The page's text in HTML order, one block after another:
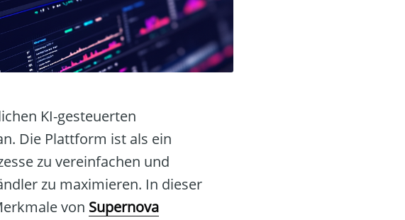
KI-gesteuerten
Die Plattform ist als ein
zu vereinfachen und
zu maximieren. In dieser
von Supernova